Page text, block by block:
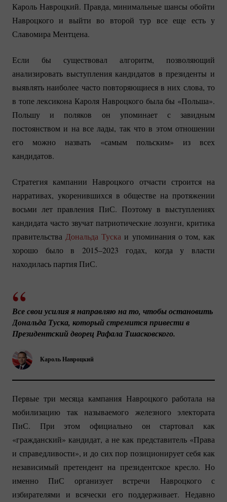
Кароль Навроцкий. Правда, минимальные шансы обойти
Навроцкого и выйти во второй тур все еще есть у
Славомира Ментцена.
Если бы существовал алгоритм, позволяющий
анализировать выступления кандидатов в президенты и
выявлять наиболее часто повторяющиеся в них слова, то
в топе лексикона Кароля Навроцкого была бы «Польша».
Польшу и поляков он упоминает с завидным
постоянством и на все лады, так что в этом отношении
его можно назвать «самым польским» из всех
кандидатов.
Стратегия кампании Навроцкого отчасти строится на
нарративах, укоренившихся в обществе на протяжении
восьми лет правления ПиС. Поэтому в выступлениях
кандидата часто звучат патриотические лозунги, критика
правительства Дональда Туска и упоминания о том, как
хорошо было в 2015–2023 годах, когда у власти
находилась партия ПиС.
Кароль Навроцкий
Все свои усилия я направляю на то, чтобы остановить
Дональда Туска, который стремится привести в
Президентский дворец Рафала Тшасковского.
Первые три месяца кампания Навроцкого работала на
мобилизацию так называемого железного электората
ПиС. При этом официально он стартовал как
«гражданский» кандидат, а не как представитель «Права
и справедливости», и до сих пор позиционирует себя как
независимый претендент на президентское кресло. Но
именно ПиС организует встречи Навроцкого с
избирателями и всячески его поддерживает. Недавно